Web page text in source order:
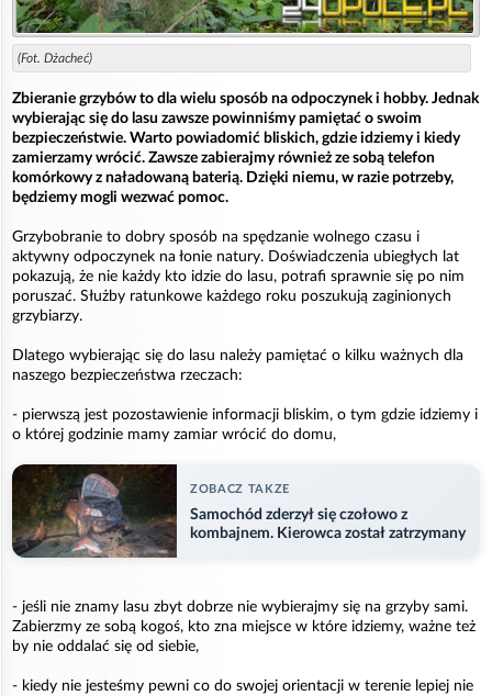
(Fot. Dżacheć)
Zbieranie grzybów to dla wielu sposób na odpoczynek i hobby. Jednak
wybierając się do lasu zawsze powinniśmy pamiętać o swoim
bezpieczeństwie. Warto powiadomić bliskich, gdzie idziemy i kiedy
zamierzamy wrócić. Zawsze zabierajmy również ze sobą telefon
komórkowy z naładowaną baterią. Dzięki niemu, w razie potrzeby,
będziemy mogli wezwać pomoc.
Grzybobranie to dobry sposób na spędzanie wolnego czasu i
aktywny odpoczynek na łonie natury. Doświadczenia ubiegłych lat
pokazują, że nie każdy kto idzie do lasu, potrafi sprawnie się po nim
poruszać. Służby ratunkowe każdego roku poszukują zaginionych
grzybiarzy.
Dlatego wybierając się do lasu należy pamiętać o kilku ważnych dla
naszego bezpieczeństwa rzeczach:
- pierwszą jest pozostawienie informacji bliskim, o tym gdzie idziemy i
o której godzinie mamy zamiar wrócić do domu,
ZOBACZ TAKZE
Samochód zderzył się czołowo z
kombajnem. Kierowca został zatrzymany
- jeśli nie znamy lasu zbyt dobrze nie wybierajmy się na grzyby sami.
Zabierzmy ze sobą kogoś, kto zna miejsce w które idziemy, ważne też
by nie oddalać się od siebie,
- kiedy nie jesteśmy pewni co do swojej orientacji w terenie lepiej nie